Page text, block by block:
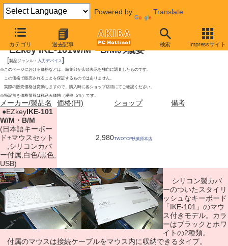
Powered by Translate
カテゴリ 過去記事 検索 Impressサイト
2009年5月2日号
EZkey IKE-101W/M・B/Mの概要
[製品ジャンル： 入力デバイス]
※このページにおける価格などは、編集部が店頭表示を独自に調査したものです。
この価格で販売されることを保証するものではありません。
実際の販売価格は変動しますので、購入時に各ショップ店頭にてご確認ください。
※特記無き価格情報は税込み価格（税率=5％）です。
メーカー/製品名 価格(円) ショップ
備考
●EZkeyIKE-101
W/M・B/M
(日本語キーボー
ド+マウスセット
,シリコンカバ
ー付属,白色/黒色,
USB)
2,980TWOTOP秋葉原本店
シリコン製カバ
ーのついたスタイリ
ッシュなキーボード
「IKE-101」のマウ
ス付きモデル。カラ
ーはブラックとホワ
イトの2種類。
付属のマウスは接続ケーブルをマウス内に収納できるタイプ。